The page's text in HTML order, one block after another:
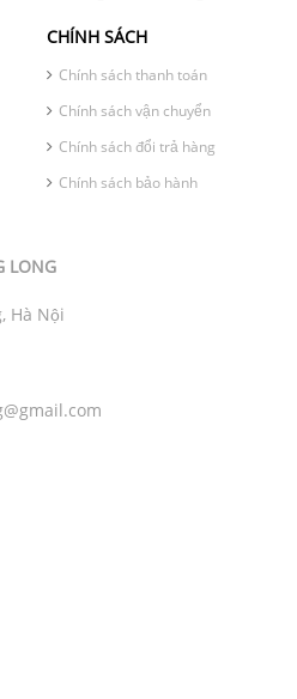
CHÍNH SÁCH
Chính sách thanh toán
Chính sách vận chuyển
Chính sách đổi trả hàng
Chính sách bảo hành
LONG
Hà Nội